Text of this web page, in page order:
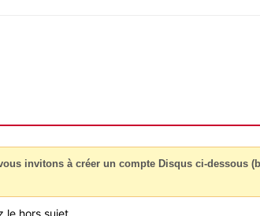
invitons à créer un compte Disqus ci-dessous
hors sujet.